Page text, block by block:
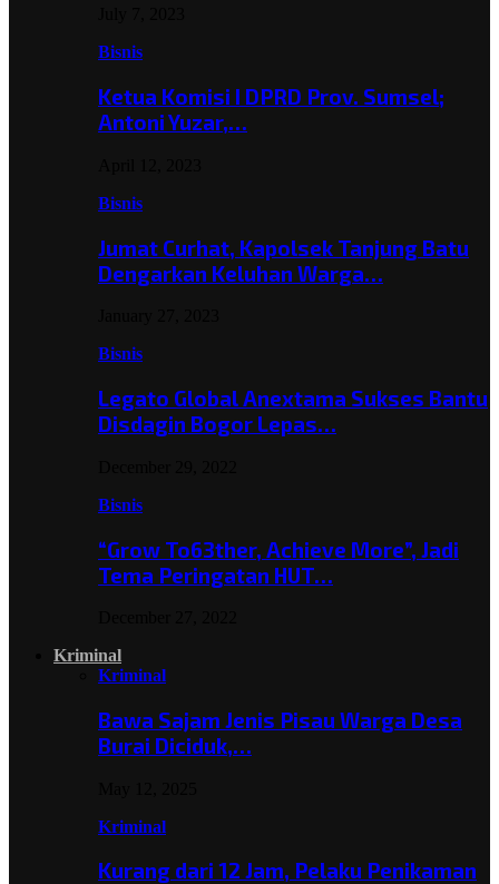
Bisnis
Ketua Komisi I DPRD Prov. Sumsel;
Antoni Yuzar,…
Bisnis
Jumat Curhat, Kapolsek Tanjung Batu
Dengarkan Keluhan Warga…
Bisnis
Legato Global Anextama Sukses Bantu
Disdagin Bogor Lepas…
Bisnis
“Grow To63ther, Achieve More”, Jadi
Tema Peringatan HUT…
Kriminal
Kriminal
Bawa Sajam Jenis Pisau Warga Desa
Burai Diciduk,…
Kriminal
Kurang dari 12 Jam, Pelaku Penikaman